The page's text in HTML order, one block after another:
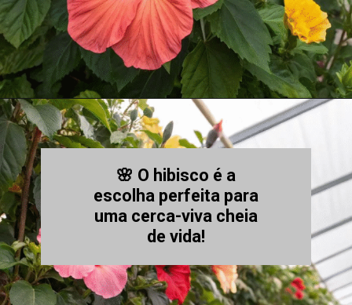
🌸 O hibisco é a
escolha perfeita para
uma cerca-viva cheia
de vida!